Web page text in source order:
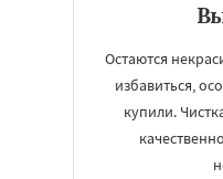
Остаются
избавиться,
купили.